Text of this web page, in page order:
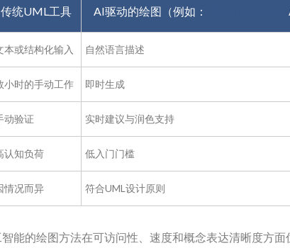
传统UML工具 AI驱动的绘图（例如：
本或结构化输入 自然语言描述
小时的手动工作 即时生成
动验证 实时建议与润色支持
认知负荷 低入门门槛
情况而异 符合UML设计原则
智能的绘图方法在可访问性、速度和概念表达清晰度方面